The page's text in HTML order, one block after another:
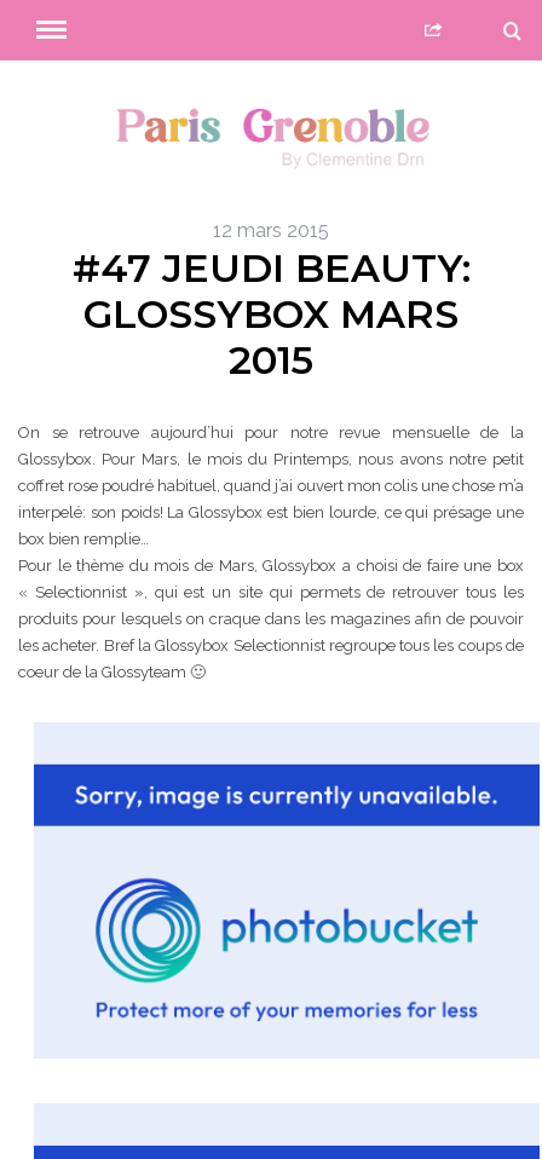
12 mars 2015
#47 JEUDI BEAUTY:
GLOSSYBOX MARS
2015
On se retrouve aujourd’hui pour notre revue mensuelle de la
Glossybox. Pour Mars, le mois du Printemps, nous avons notre petit
coffret rose poudré habituel, quand j’ai ouvert mon colis une chose m’a
interpelé: son poids! La Glossybox est bien lourde, ce qui présage une
box bien remplie…
Pour le thème du mois de Mars, Glossybox a choisi de faire une box
« Selectionnist », qui est un site qui permets de retrouver tous les
produits pour lesquels on craque dans les magazines afin de pouvoir
les acheter. Bref la Glossybox Selectionnist regroupe tous les coups de
coeur de la Glossyteam 🙂